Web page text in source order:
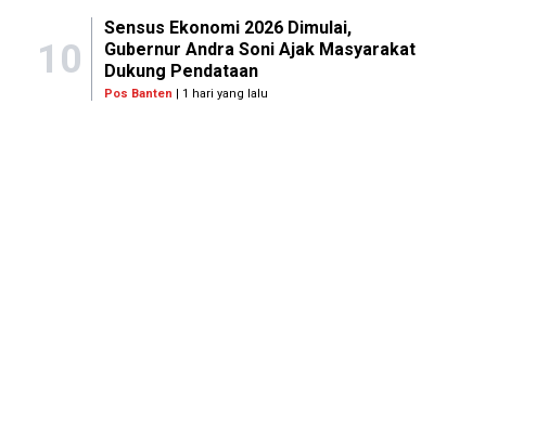
10
Sensus Ekonomi 2026 Dimulai,
Gubernur Andra Soni Ajak Masyarakat
Dukung Pendataan
Pos Banten | 1 hari yang lalu